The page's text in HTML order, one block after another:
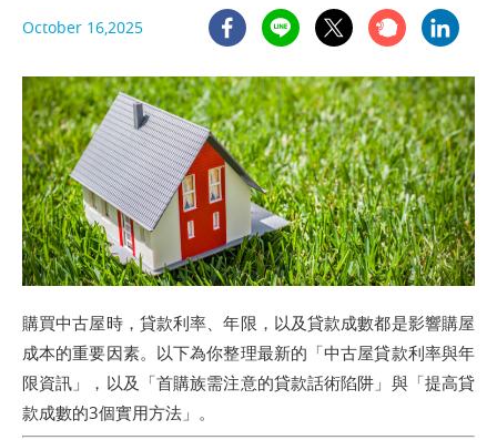
October 16,2025
購買中古屋時，貸款利率、年限，以及貸款成數都是影響購屋
成本的重要因素。以下為你整理最新的「中古屋貸款利率與年
限資訊」，以及「首購族需注意的貸款話術陷阱」與「提高貸
款成數的3個實用方法」。